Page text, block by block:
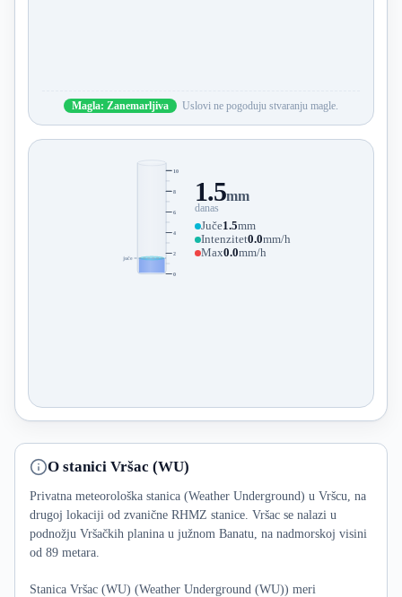
Magla: Zanemarljiva Uslovi ne pogoduju stvaranju magle.
0
2
4
6
8
10
juče
1.5mm
danas
Juče1.5mm
Intenzitet0.0mm/h
Max0.0mm/h
O stanici Vršac (WU)
Privatna meteorološka stanica (Weather Underground) u Vršcu, na
drugoj lokaciji od zvanične RHMZ stanice. Vršac se nalazi u
podnožju Vršačkih planina u južnom Banatu, na nadmorskoj visini
od 89 metara.
Stanica Vršac (WU) (Weather Underground (WU)) meri